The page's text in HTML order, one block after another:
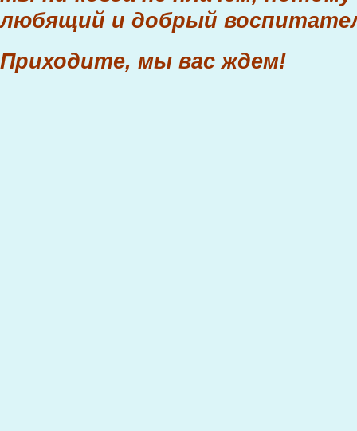
любящий и добрый
Приходите, мы вас ждем!